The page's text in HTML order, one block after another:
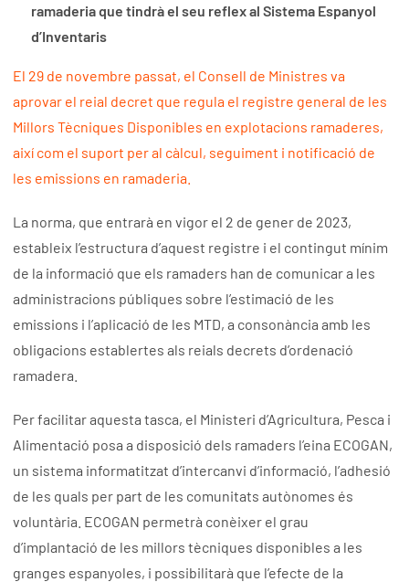
ramaderia que tindrà el seu reflex al Sistema Espanyol
d’Inventaris
El 29 de novembre passat, el Consell de Ministres va
aprovar el reial decret que regula el registre general de les
Millors Tècniques Disponibles en explotacions ramaderes,
així com el suport per al càlcul, seguiment i notificació de
les emissions en ramaderia.
La norma, que entrarà en vigor el 2 de gener de 2023,
estableix l’estructura d’aquest registre i el contingut mínim
de la informació que els ramaders han de comunicar a les
administracions públiques sobre l’estimació de les
emissions i l’aplicació de les MTD, a consonància amb les
obligacions establertes als reials decrets d’ordenació
ramadera.
Per facilitar aquesta tasca, el Ministeri d’Agricultura, Pesca i
Alimentació posa a disposició dels ramaders l’eina ECOGAN,
un sistema informatitzat d’intercanvi d’informació, l’adhesió
de les quals per part de les comunitats autònomes és
voluntària. ECOGAN permetrà conèixer el grau
d’implantació de les millors tècniques disponibles a les
granges espanyoles, i possibilitarà que l’efecte de la